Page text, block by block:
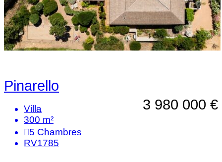
Pinarello
3 980 000 €
Villa
300 m²
5 Chambres
RV1785